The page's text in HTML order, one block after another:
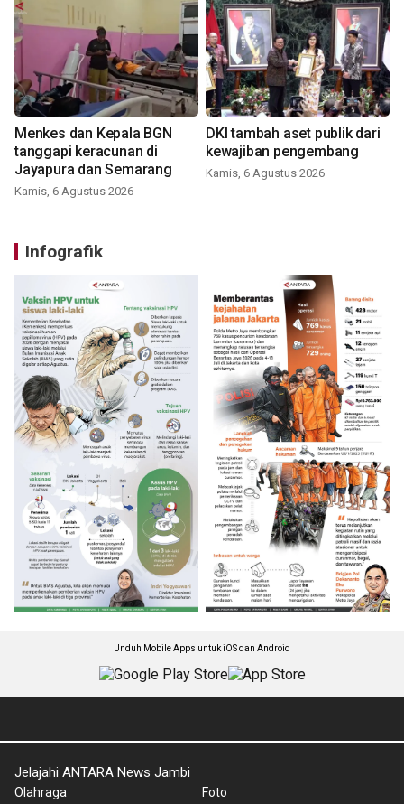
Menkes dan Kepala BGN
tanggapi keracunan di
Jayapura dan Semarang
Kamis, 6 Agustus 2026
DKI tambah aset publik dari
kewajiban pengembang
Kamis, 6 Agustus 2026
Infografik
Unduh Mobile Apps untuk iOS dan Android
Jelajahi ANTARA News Jambi
Olahraga Foto